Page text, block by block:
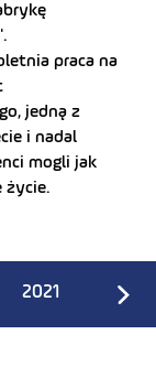
praca na
jedną z
i nadal
mogli jak
życie.
2021 2020